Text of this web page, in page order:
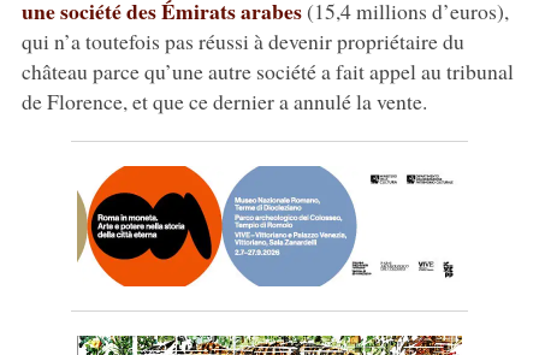
une société des Émirats arabes(15,4 millions d’euros),
qui n’a toutefois pas réussi à devenir propriétaire du
château parce qu’une autre société a fait appel au tribunal
de Florence, et que ce dernier a annulé la vente.